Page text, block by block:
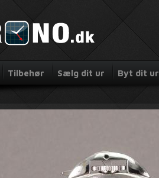
Tilbehør Sælg dit ur Byt dit ur